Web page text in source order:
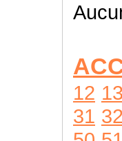
12 13
31 32